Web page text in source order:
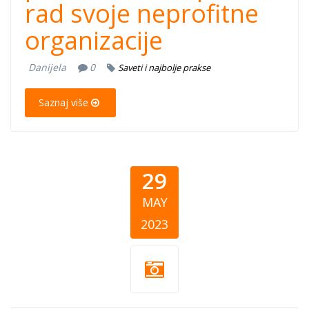
rad svoje neprofitne
organizacije
Danijela 0 Saveti i najbolje prakse
Saznaj više
29
MAY
2023